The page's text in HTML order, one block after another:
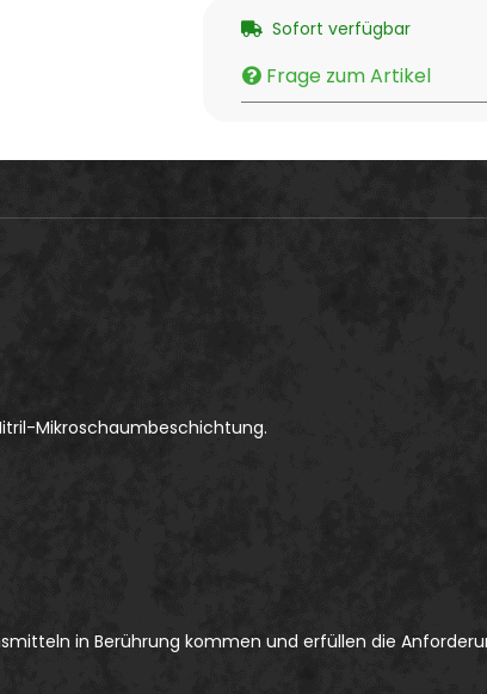
Sofort verfügbar
Frage zum Artikel
Mikroschaumbeschichtung.
in Berührung kommen und erfüllen die